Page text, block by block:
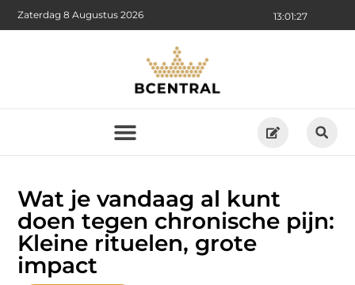
13:01:29
Zaterdag 8 Augustus 2026
Wat je vandaag al kunt
doen tegen chronische pijn:
Kleine rituelen, grote
impact